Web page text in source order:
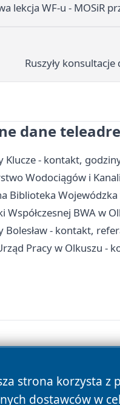
lekcja WF-u - MOSiR
Ruszyły
dane
Klucze - kontakt,
Wodociągów i
Biblioteka
Współczesnej BWA w
Bolesław - kontakt,
Pracy w Olkuszu -
strona korzysta z
dostawców w